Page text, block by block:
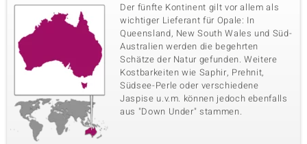
Der fünfte Kontinent gilt vor allem als
wichtiger Lieferant für Opale: In
Queensland, New South Wales und Süd-
Australien werden die begehrten
Schätze der Natur gefunden. Weitere
Kostbarkeiten wie Saphir, Prehnit,
Südsee-Perle oder verschiedene
Jaspise u.v.m. können jedoch ebenfalls
aus "Down Under" stammen.